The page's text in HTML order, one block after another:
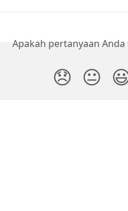
Apakah pertanyaan Anda
😞 😐